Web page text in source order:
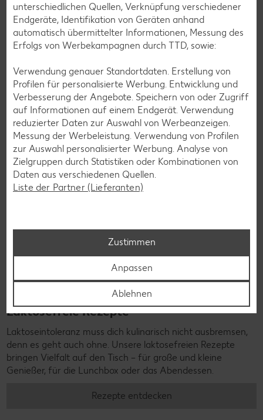
Glutenfreie Rezepte
Wer auf Gluten verzichtet, muss nicht automatisch auf
Vielfalt und Geschmack verzichten. Ob süß oder herzhaft –
die nicht nur verträglich, sondern auch richtig lecker sind.
Rezepte entdecken
Laktosefreie Rezepte
Laktoseintoleranz muss dich kulinarisch nicht ausbremsen,
denn es geht auch ohne. Unsere laktosefreien Rezepte
bringen Vielfalt auf den Tisch – für große und kleine
Genießer, für die Lunchbox oder das Abendessen.
Rezepte entdecken
unterschiedlichen Quellen, Verknüpfung verschiedener
Endgeräte, Identifikation von Geräten anhand
automatisch übermittelter Informationen, Messung des
Erfolgs von Werbekampagnen durch TTD, sowie:
Verwendung genauer Standortdaten. Erstellung von
Profilen für personalisierte Werbung. Entwicklung und
Verbesserung der Angebote. Speichern von oder Zugriff
auf Informationen auf einem Endgerät. Verwendung
reduzierter Daten zur Auswahl von Werbeanzeigen.
Messung der Werbeleistung. Verwendung von Profilen
zur Auswahl personalisierter Werbung. Analyse von
Zielgruppen durch Statistiken oder Kombinationen von
Daten aus verschiedenen Quellen.
Liste der Partner (Lieferanten)
Zustimmen
Anpassen
Ablehnen